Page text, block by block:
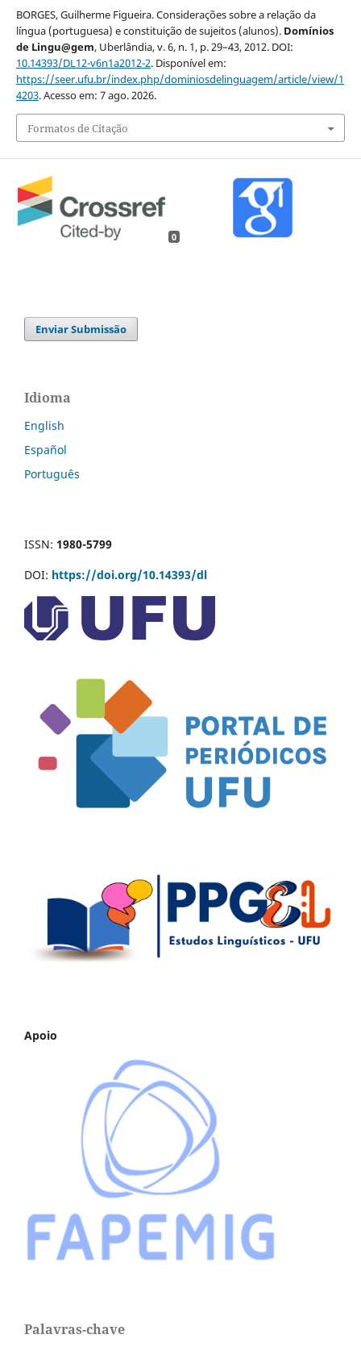
BORGES, Guilherme Figueira. Considerações sobre a relação da
língua (portuguesa) e constituição de sujeitos (alunos). Domínios
de Lingu@gem, Uberlândia, v. 6, n. 1, p. 29–43, 2012. DOI:
10.14393/DL12-v6n1a2012-2. Disponível em:
https://seer.ufu.br/index.php/dominiosdelinguagem/article/view/1
4203. Acesso em: 7 ago. 2026.
Formatos de Citação
0
Enviar Submissão
Idioma
English
Español
Português
ISSN: 1980-5799
DOI: https://doi.org/10.14393/dl
Apoio
Palavras-chave